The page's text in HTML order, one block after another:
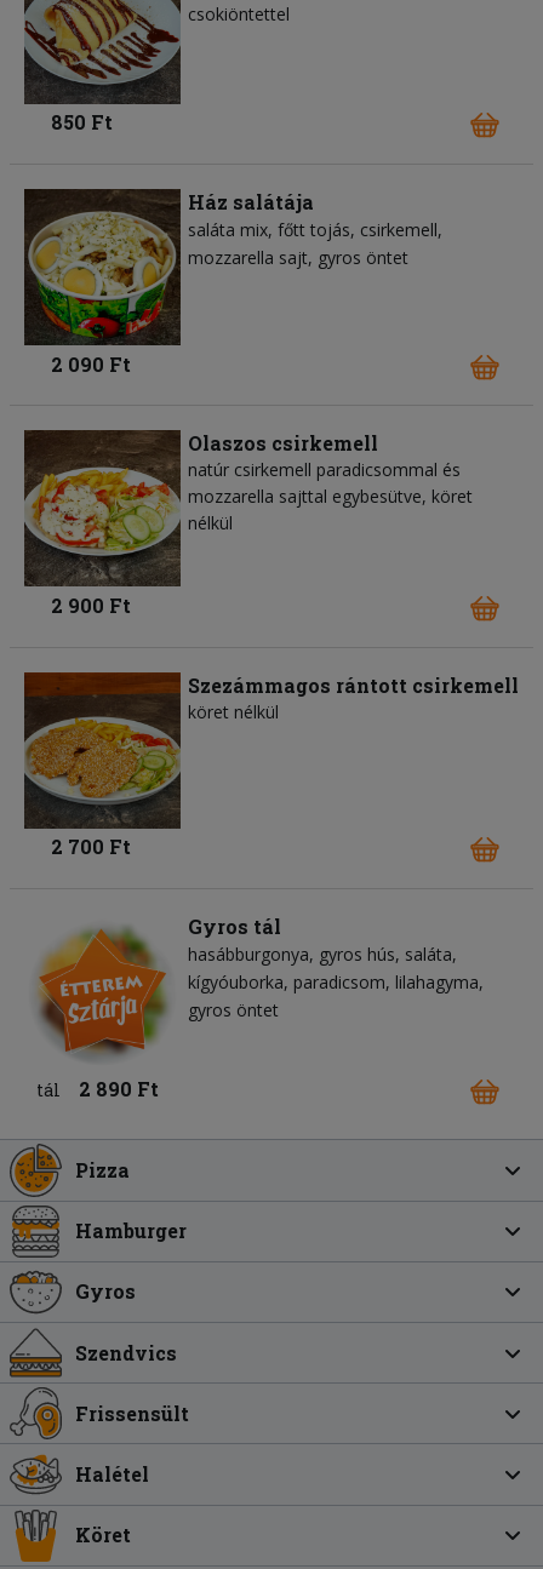
csokiöntettel
850 Ft
Ház salátája
saláta mix főtt tojás csirkemell
mozzarella sajt gyros öntet
2 090 Ft
Olaszos csirkemell
natúr csirkemell paradicsommal és
mozzarella sajttal egybesütve, köret
nélkül
2 900 Ft
Szezámmagos rántott csirkemell
köret nélkül
2 700 Ft
Gyros tál
hasábburgonya gyros hús saláta
kígyóuborka paradicsom lilahagyma
gyros öntet
tál 2 890 Ft
Pizza
Hamburger
Gyros
Szendvics
Frissensült
Halétel
Köret